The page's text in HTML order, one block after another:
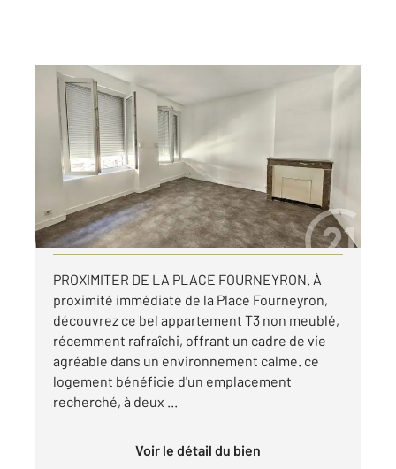
ST ETIENNE 42
56,02 m2, 3 pièces
Ref : 3654
Appartement T3 à louer
480 €
par mois charges comprises
Visiter le site dédié
PROXIMITER DE LA PLACE FOURNEYRON. À
proximité immédiate de la Place Fourneyron,
découvrez ce bel appartement T3 non meublé,
récemment rafraîchi, offrant un cadre de vie
agréable dans un environnement calme. ce
logement bénéficie d'un emplacement
recherché, à deux ...
Voir le détail du bien